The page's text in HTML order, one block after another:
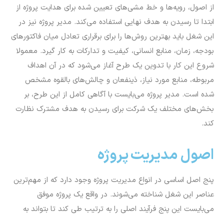
از اصول، رویه‌ها و خط مشی‌های تعیین شده برای هدایت پروژه از
ابتدا تا رسیدن به هدف نهایی استفاده می‌کند. مدیر پروژه نیز در
این شغل باید بهترین روش‌ها را برای برقراری تعادل میان فاکتورهای
بودجه، زمان، منابع انسانی، کیفیت و تدارکات به کار گیرد. معمولا
شروع این کار با تدوین یک طرح آغاز می‌شود که در آن اهداف
مربوطه، منابع مورد نیاز، ذینفعان و چالش‌های بالقوه مشخص
شده است. مدیر پروژه می‌بایست با آگاهی کامل از این طرح، بر
بخش‌های مختلف یک شرکت برای رسیدن به هدف مشترک نظارت
کند.
اصول مدیریت پروژه
پنج اصل اساسی در انواع مدیریت پروژه وجود دارد که از مهم‌ترین
عناصر این شغل شناخته می‌شوند. در واقع یک پروژه موفق
می‌بایست این پنج فرآیند اصلی را به ترتیب طی کند تا بتواند به